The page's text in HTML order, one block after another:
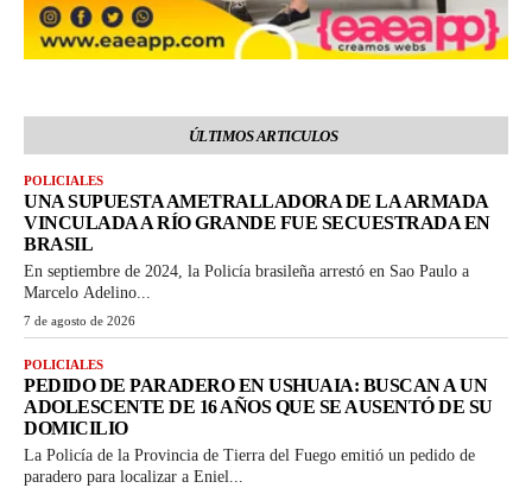
ÚLTIMOS ARTICULOS
POLICIALES
UNA SUPUESTA AMETRALLADORA DE LA ARMADA
VINCULADA A RÍO GRANDE FUE SECUESTRADA EN
BRASIL
En septiembre de 2024, la Policía brasileña arrestó en Sao Paulo a
Marcelo Adelino...
7 de agosto de 2026
POLICIALES
PEDIDO DE PARADERO EN USHUAIA: BUSCAN A UN
ADOLESCENTE DE 16 AÑOS QUE SE AUSENTÓ DE SU
DOMICILIO
La Policía de la Provincia de Tierra del Fuego emitió un pedido de
paradero para localizar a Eniel...